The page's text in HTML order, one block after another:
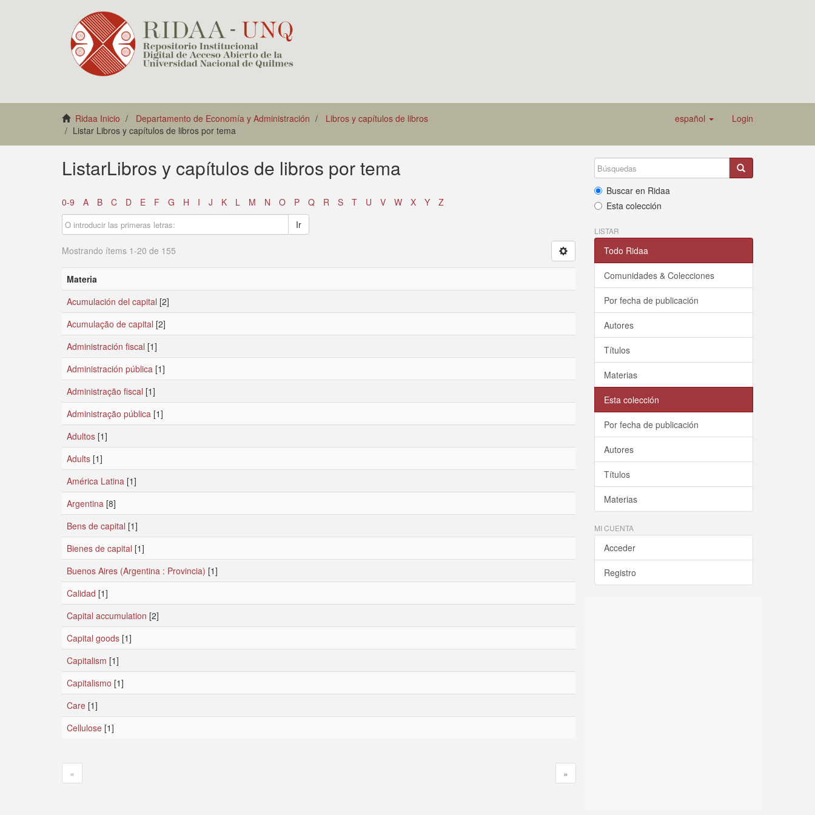
Ridaa Inicio Departamento de Economía y Administración
Libros y capítulos de libros
Listar Libros y capítulos de libros por tema
español Login
ListarLibros y capítulos de libros por tema
0-9 A B C D E F G H I J K L M N O P Q R S T U V W X Y
Z
Ir
Mostrando ítems 1-20 de 155
Materia
Acumulación del capital [2]
Acumulação de capital [2]
Administración fiscal [1]
Administración pública [1]
Administração fiscal [1]
Administração pública [1]
Adultos [1]
Adults [1]
América Latina [1]
Argentina [8]
Bens de capital [1]
Bienes de capital [1]
Buenos Aires (Argentina : Provincia) [1]
Calidad [1]
Capital accumulation [2]
Capital goods [1]
Capitalism [1]
Capitalismo [1]
Care [1]
Cellulose [1]
« »
Buscar en Ridaa
Esta colección
LISTAR
Todo Ridaa
Comunidades & Colecciones
Por fecha de publicación
Autores
Títulos
Materias
Esta colección
Por fecha de publicación
Autores
Títulos
Materias
MI CUENTA
Acceder
Registro